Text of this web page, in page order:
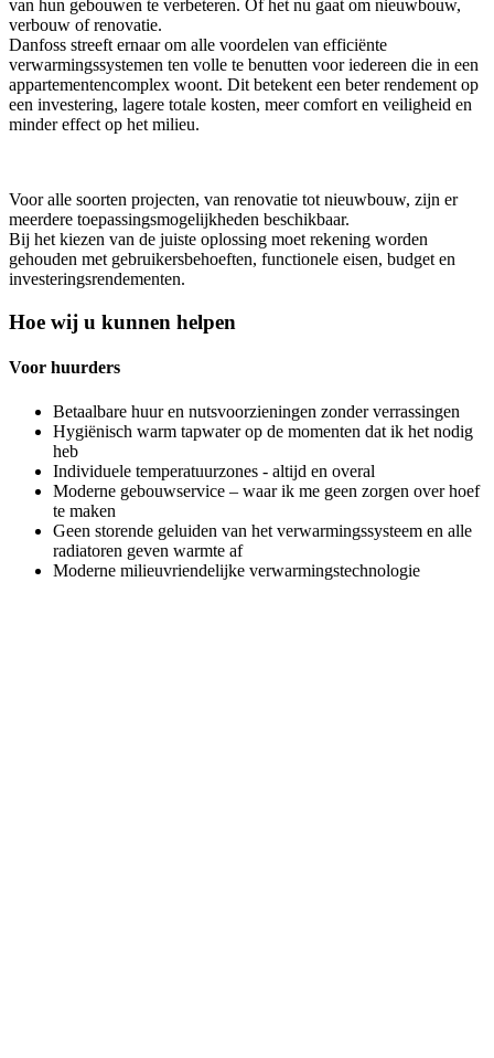
van hun gebouwen te verbeteren. Of het nu gaat om nieuwbouw,
verbouw of renovatie.
Danfoss streeft ernaar om alle voordelen van efficiënte
verwarmingssystemen ten volle te benutten voor iedereen die in een
appartementencomplex woont. Dit betekent een beter rendement op
een investering, lagere totale kosten, meer comfort en veiligheid en
minder effect op het milieu.
Voor alle soorten projecten, van renovatie tot nieuwbouw, zijn er
meerdere toepassingsmogelijkheden beschikbaar.
Bij het kiezen van de juiste oplossing moet rekening worden
gehouden met gebruikersbehoeften, functionele eisen, budget en
investeringsrendementen.
Hoe wij u kunnen helpen
Voor huurders
Betaalbare huur en nutsvoorzieningen zonder verrassingen
Hygiënisch warm tapwater op de momenten dat ik het nodig
heb
Individuele temperatuurzones - altijd en overal
Moderne gebouwservice – waar ik me geen zorgen over hoef
te maken
Geen storende geluiden van het verwarmingssysteem en alle
radiatoren geven warmte af
Moderne milieuvriendelijke verwarmingstechnologie